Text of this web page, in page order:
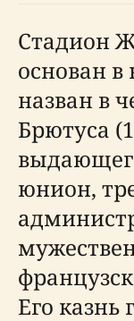
Стадион
основан в
назван в
Брютуса
юнион,
Его казнь